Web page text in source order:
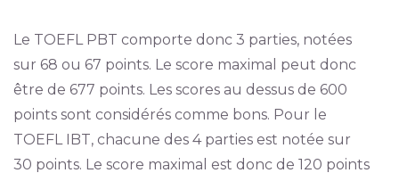
Le TOEFL PBT comporte donc 3 parties, notées
sur 68 ou 67 points. Le score maximal peut donc
être de 677 points. Les scores au dessus de 600
points sont considérés comme bons. Pour le
TOEFL IBT, chacune des 4 parties est notée sur
30 points. Le score maximal est donc de 120 points